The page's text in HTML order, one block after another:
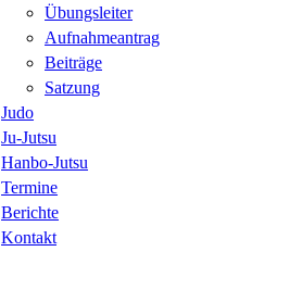
Übungsleiter
Aufnahmeantrag
Beiträge
Satzung
Judo
Ju-Jutsu
Hanbo-Jutsu
Termine
Berichte
Kontakt